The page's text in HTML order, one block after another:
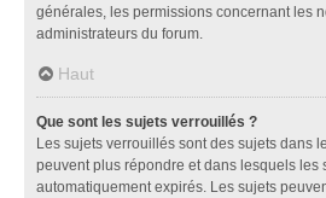
générales, les permissions concernant les
administrateurs du forum.
Haut
Que sont les sujets verrouillés ?
Les sujets verrouillés sont des sujets dans
peuvent plus répondre et dans lesquels les
automatiquement expirés. Les sujets